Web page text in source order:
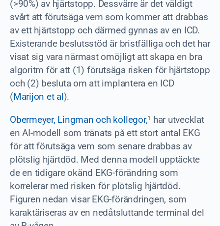
(>90%) av hjärtstopp. Dessvärre är det väldigt
svårt att förutsäga vem som kommer att drabbas
av ett hjärtstopp och därmed gynnas av en ICD.
Existerande beslutsstöd är bristfälliga och det har
visat sig vara närmast omöjligt att skapa en bra
algoritm för att (1) förutsäga risken för hjärtstopp
och (2) besluta om att implantera en ICD
(Marijon et al).
Obermeyer, Lingman och kollegor,¹ har utvecklat
en AI-modell som tränats på ett stort antal EKG
för att förutsäga vem som senare drabbas av
plötslig hjärtdöd. Med denna modell upptäckte
de en tidigare okänd EKG-förändring som
korrelerar med risken för plötslig hjärtdöd.
Figuren nedan visar EKG-förändringen, som
karaktäriseras av en nedåtsluttande terminal del